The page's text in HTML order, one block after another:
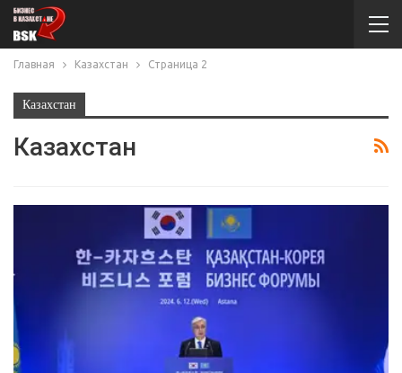
Главная Казахстан Страница 2
Казахстан
Казахстан